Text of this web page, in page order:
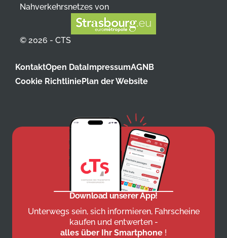
Nahverkehrsnetzes von
© 2026 - CTS
KontaktOpen DataImpressumAGNB
Cookie RichtliniePlan der Website
Download unserer App!
Unterwegs sein, sich informieren, Fahrscheine
kaufen und entwerten -
alles über Ihr Smartphone !